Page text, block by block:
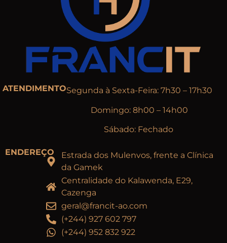
ATENDIMENTOSegunda à Sexta-Feira: 7h30 – 17h30
Domingo: 8h00 – 14h00
Sábado: Fechado
ENDEREÇO
Estrada dos Mulenvos, frente a Clínica
da Gamek
Centralidade do Kalawenda, E29,
Cazenga
geral@francit-ao.com
(+244) 927 602 797
(+244) 952 832 922